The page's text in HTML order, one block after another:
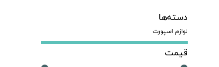
دسته‌ها
لوازم اسپورت
قیمت